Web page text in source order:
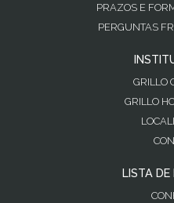
PRAZOS E
PERGUNTAS
GRILLO
GRILLO
LISTA DE